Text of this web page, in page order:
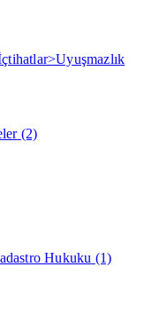
(2)
Hukuku (1)